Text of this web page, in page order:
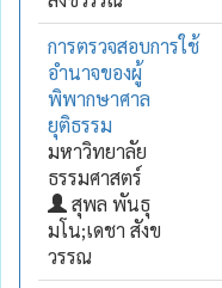
การตรวจสอบการใช้
อำนาจของผู้
พิพากษาศาล
ยุติธรรม
มหาวิทยาลัย
ธรรมศาสตร์
สุพล พันธุ
มโน;เดชา สังข
วรรณ